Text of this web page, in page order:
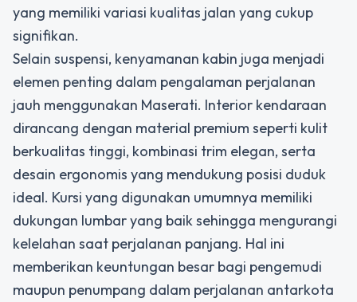
yang memiliki variasi kualitas jalan yang cukup
signifikan.
Selain suspensi, kenyamanan kabin juga menjadi
elemen penting dalam pengalaman perjalanan
jauh menggunakan Maserati. Interior kendaraan
dirancang dengan material premium seperti kulit
berkualitas tinggi, kombinasi trim elegan, serta
desain ergonomis yang mendukung posisi duduk
ideal. Kursi yang digunakan umumnya memiliki
dukungan lumbar yang baik sehingga mengurangi
kelelahan saat perjalanan panjang. Hal ini
memberikan keuntungan besar bagi pengemudi
maupun penumpang dalam perjalanan antarkota